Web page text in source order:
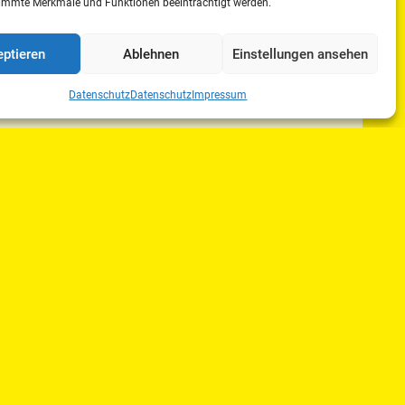
Merkmale und Funktionen beeinträchtigt werden.
Ablehnen Einstellungen ansehen
DatenschutzDatenschutz Impressum